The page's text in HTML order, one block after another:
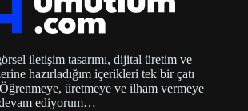
iletişim tasarımı, dijital üretim ve
hazırladığım içerikleri tek bir çatı
üretmeye ve ilham vermeye
ediyorum…